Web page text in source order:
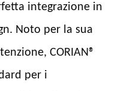
integrazione in
Noto per la sua
CORIAN®
per i